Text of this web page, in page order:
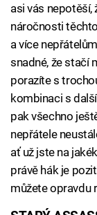
asi vás nepotěší,
náročnosti
a více
snadné, že stačí
porazíte s
kombinaci s
pak všechno
nepřátele
ať už jste na
právě hák je
můžete opravdu